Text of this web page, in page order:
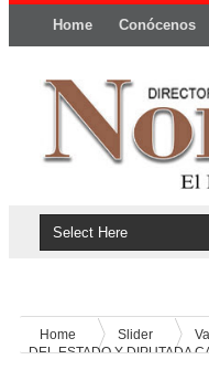
Home Conócenos
Home Slider
DEL ESTADO Y DIPUTADA